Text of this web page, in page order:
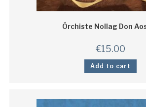
Órchiste Nollag Don
€15.00
Add to cart